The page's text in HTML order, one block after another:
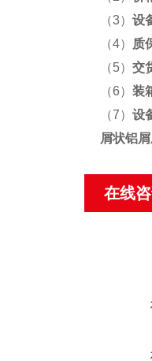
（3） 设
（4）
质
（5） 交
（6） 装
（7） 设
屑状铝
在线